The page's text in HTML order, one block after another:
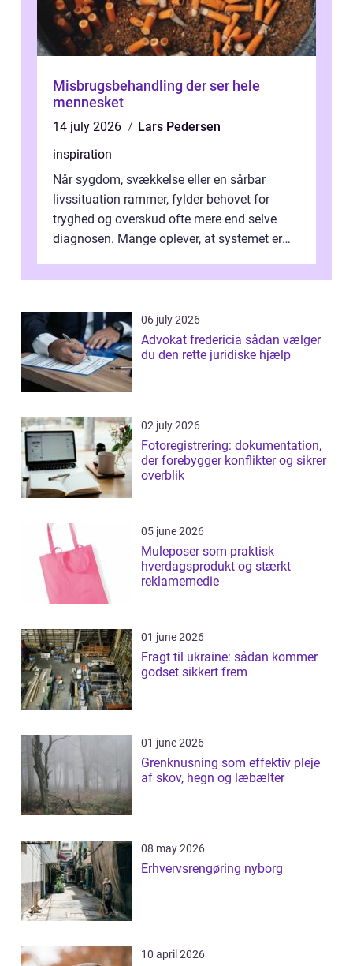
Misbrugsbehandling der ser hele
mennesket
14 july 2026
Lars Pedersen
inspiration
Når sygdom, svækkelse eller en sårbar
livssituation rammer, fylder behovet for
tryghed og overskud ofte mere end selve
diagnosen. Mange oplever, at systemet er
06 july 2026
Advokat fredericia sådan vælger
du den rette juridiske hjælp
02 july 2026
Fotoregistrering: dokumentation,
der forebygger konflikter og sikrer
overblik
05 june 2026
Muleposer som praktisk
hverdagsprodukt og stærkt
reklamemedie
01 june 2026
Fragt til ukraine: sådan kommer
godset sikkert frem
01 june 2026
Grenknusning som effektiv pleje
af skov, hegn og læbælter
08 may 2026
Erhvervsrengøring nyborg
10 april 2026